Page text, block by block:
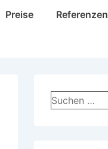
Preise Referenzen
Suchen
nach: